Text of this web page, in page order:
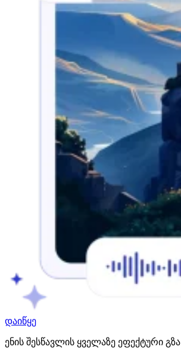
დაიწყე
ენის შესწავლის ყველაზე ეფექტური გზა